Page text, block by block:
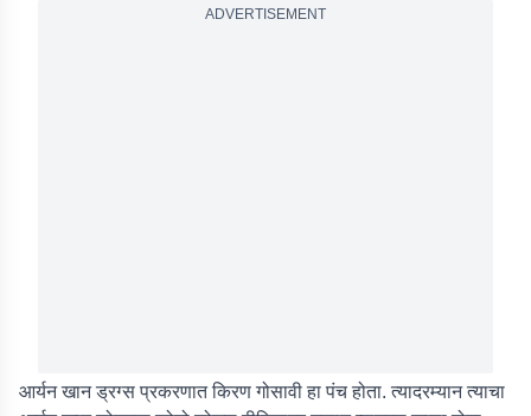
ADVERTISEMENT
आर्यन खान ड्रग्स प्रकरणात किरण गोसावी हा पंच होता. त्यादरम्यान त्याचा